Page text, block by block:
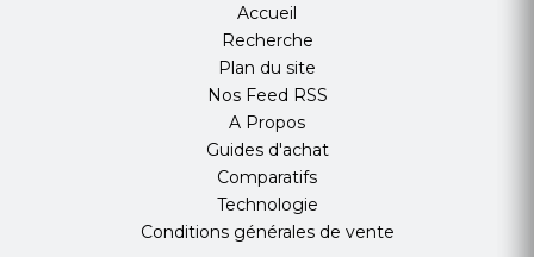
Technologie ANC hybride pour une réduction
Autonomie exceptionnelle jusqu'à 60 heures
Connectivité Bluetooth 5.0 pour une
Coussinets en mousse à mémoire de forme
pour un confort accru
Design élégant et moderne
Accueil
Recherche
Plan du site
Nos Feed RSS
A Propos
Guides d'achat
Comparatifs
Technologie
Conditions générales de vente